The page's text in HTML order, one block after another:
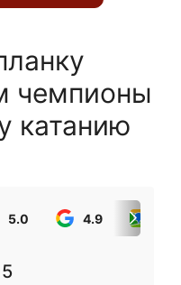
чемпионы
катанию
5.0 4.9